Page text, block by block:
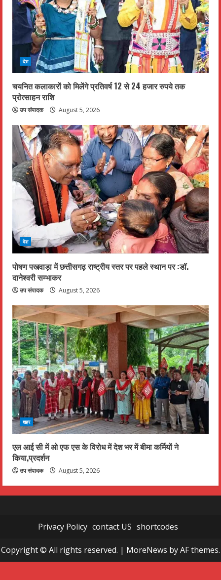
देश
चयनित कलाकारों को मिलेंगे प्रतिवर्ष 12 से 24 हजार रुपये तक
प्रोत्साहन राशि
उप संपादक August 5, 2026
देश
पोषण पखवाड़ा में छत्तीसगढ़ राष्ट्रीय स्तर पर पहले स्थान पर :डॉ.
दानेश्वरी सम्भाकर
उप संपादक August 5, 2026
शहर
एल आई सी में ओ एफ एस के विरोध में देश भर में बीमा कर्मियों ने
किया,प्रदर्शन
उप संपादक August 5, 2026
Privacy Policy contact US shortcodes
Copyright © All rights reserved. | MoreNews by AF themes.